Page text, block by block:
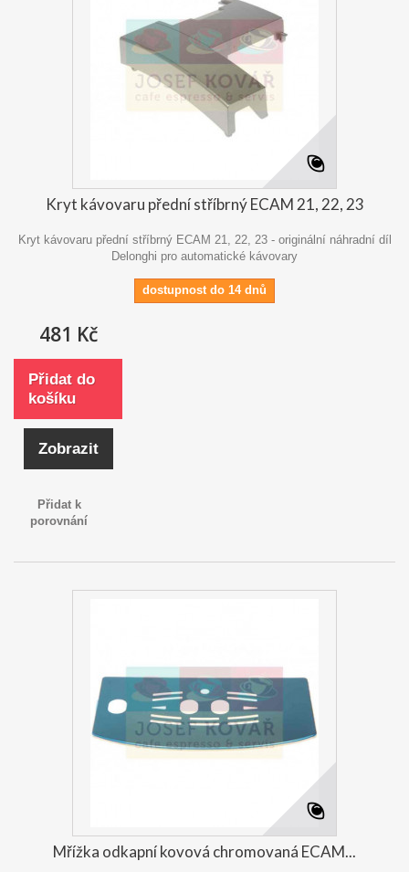
Kryt kávovaru přední stříbrný ECAM 21, 22, 23
Kryt kávovaru přední stříbrný ECAM 21, 22, 23 - originální náhradní díl
Delonghi pro automatické kávovary
dostupnost do 14 dnů
481 Kč
Přidat do
košíku
Zobrazit
Přidat k
porovnání
Mřížka odkapní kovová chromovaná ECAM...